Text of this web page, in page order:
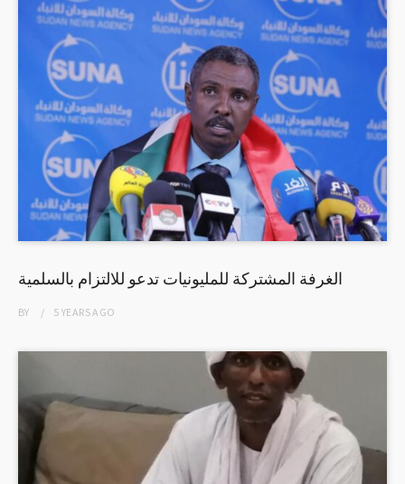
الغرفة المشتركة للمليونيات تدعو للالتزام بالسلمية
BY 5 YEARSAGO